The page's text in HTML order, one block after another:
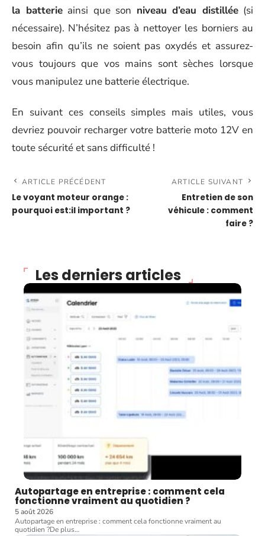
la batterieainsi que son niveau d’eau distillée(si
nécessaire). N’hésitez pas à nettoyer les borniers au
besoin afin qu’ils ne soient pas oxydés et assurez-
vous toujours que vos mains sont sèches lorsque
vous manipulez une batterie électrique.
En suivant ces conseils simples mais utiles, vous
devriez pouvoir recharger votre batterie moto 12V en
toute sécurité et sans difficulté !
ARTICLE PRÉCÉDENT
Le voyant moteur orange :
pourquoi est:il important ?
ARTICLE SUIVANT
Entretien de son
véhicule : comment
faire ?
Les derniers articles
Autopartage en entreprise : comment cela
fonctionne vraiment au quotidien ?
5 août 2026
Autopartage en entreprise : comment cela fonctionne vraiment au
quotidien ?De plus…